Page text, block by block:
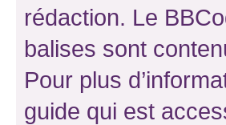
rédaction. Le
balises sont
Pour plus
guide qui est